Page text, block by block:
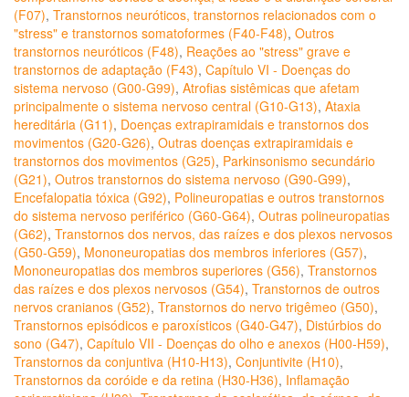
(F07), Transtornos neuróticos, transtornos relacionados com o
"stress" e transtornos somatoformes (F40-F48), Outros
transtornos neuróticos (F48), Reações ao "stress" grave e
transtornos de adaptação (F43), Capítulo VI - Doenças do
sistema nervoso (G00-G99), Atrofias sistêmicas que afetam
principalmente o sistema nervoso central (G10-G13), Ataxia
hereditária (G11), Doenças extrapiramidais e transtornos dos
movimentos (G20-G26), Outras doenças extrapiramidais e
transtornos dos movimentos (G25), Parkinsonismo secundário
(G21), Outros transtornos do sistema nervoso (G90-G99),
Encefalopatia tóxica (G92), Polineuropatias e outros transtornos
do sistema nervoso periférico (G60-G64), Outras polineuropatias
(G62), Transtornos dos nervos, das raízes e dos plexos nervosos
(G50-G59), Mononeuropatias dos membros inferiores (G57),
Mononeuropatias dos membros superiores (G56), Transtornos
das raízes e dos plexos nervosos (G54), Transtornos de outros
nervos cranianos (G52), Transtornos do nervo trigêmeo (G50),
Transtornos episódicos e paroxísticos (G40-G47), Distúrbios do
sono (G47), Capítulo VII - Doenças do olho e anexos (H00-H59),
Transtornos da conjuntiva (H10-H13), Conjuntivite (H10),
Transtornos da coróide e da retina (H30-H36), Inflamação